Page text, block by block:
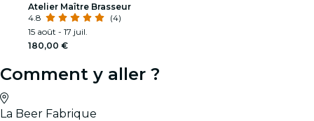
Atelier Maître Brasseur
4.8
(4)
15 août - 17 juil.
180,00 €
Comment y aller ?
La Beer Fabrique